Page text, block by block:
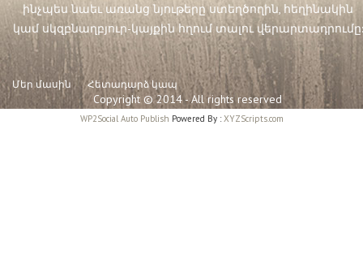
ինչպես նաեւ առանց նյութերը ստեղծողին, հեղինակին
կամ սկզբնաղբյուր-կայքին հղում տալու վերարտադրումը:
Մեր մասին Հետադարձ կապ
Copyright © 2014 - All rights reserved
WP2Social Auto Publish Powered By :XYZScripts.com